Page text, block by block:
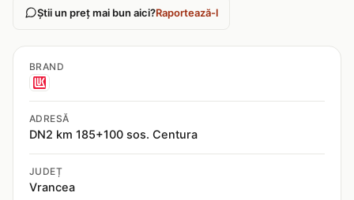
Știi un preț mai bun aici?Raportează-l
BRAND
ADRESĂ
DN2 km 185+100 sos. Centura
JUDEȚ
Vrancea